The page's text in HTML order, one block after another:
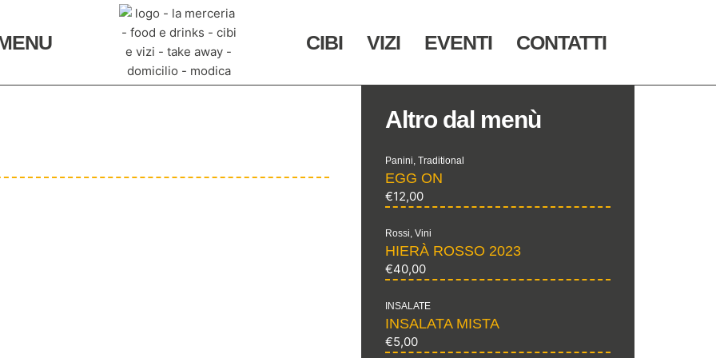
CIBI VIZI EVENTI CONTATTI
Altro dal menù
Panini, Traditional
EGG ON
€12,00
Rossi, Vini
HIERÀ ROSSO 2023
€40,00
INSALATE
INSALATA MISTA
€5,00